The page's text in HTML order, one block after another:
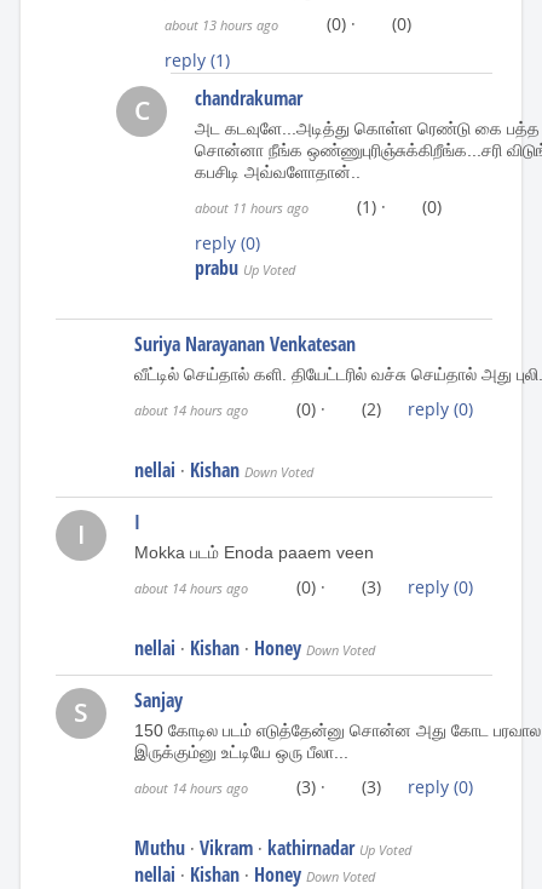
about 13 hours ago (0) ·
(0)
reply (1)
C chandrakumar
அட கடவுளே...அடித்து கொள்ள ரெண்டு கை
சொன்னா நீங்க ஒண்ணுபுரிஞ்சுக்கிறீங்க...சரி
கபசிடி அவ்வளோதான்..
about 11 hours ago (1) ·
(0)
reply (0)
prabu Up Voted
Suriya Narayanan Venkatesan
வீட்டில் செய்தால் களி. தியேட்டரில் வச்சு செய்தால் அது புலி.
about 14 hours ago (0) · (2) reply (0)
nellai · Kishan Down Voted
I I
Mokka படம் Enoda paaem veen
about 14 hours ago (0) · (3) reply (0)
nellai · Kishan · Honey Down Voted
S Sanjay
150 கோடில படம் எடுத்தேன்னு சொன்ன அது கோட பரவால...
இருக்கும்னு உட்டியே ஒரு பீலா...
about 14 hours ago (3) · (3) reply (0)
Muthu · Vikram · kathirnadar Up Voted
nellai · Kishan · Honey Down Voted